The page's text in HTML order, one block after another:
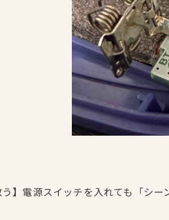
う】電源スイッチを入れても「シ